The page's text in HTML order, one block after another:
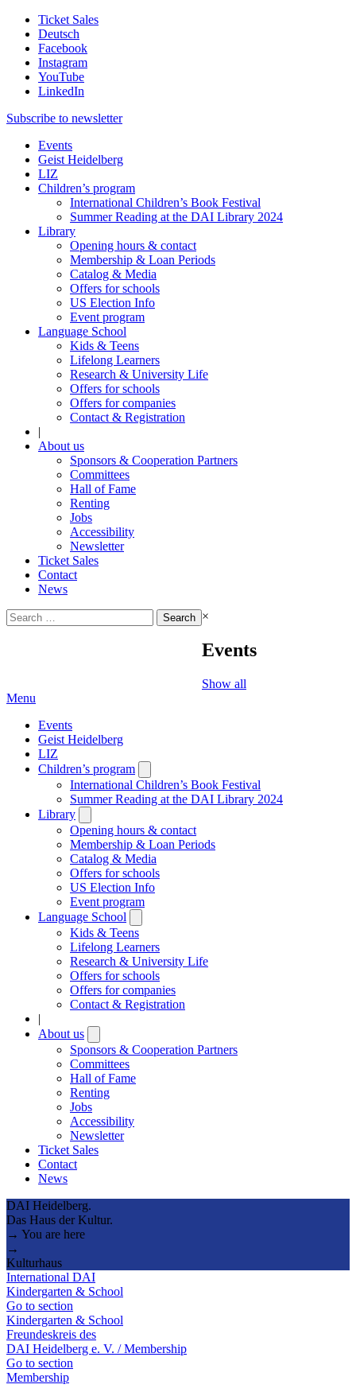
Ticket Sales
Deutsch
Facebook
Instagram
YouTube
LinkedIn
Subscribe to newsletter
Events
Geist Heidelberg
LIZ
Children’s program
International Children’s Book Festival
Summer Reading at the DAI Library 2024
Library
Opening hours & contact
Membership & Loan Periods
Catalog & Media
Offers for schools
US Election Info
Event program
Language School
Kids & Teens
Lifelong Learners
Research & University Life
Offers for schools
Offers for companies
Contact & Registration
|
About us
Sponsors & Cooperation Partners
Committees
Hall of Fame
Renting
Jobs
Accessibility
Newsletter
Ticket Sales
Contact
News
Search
for:
×
Events
Show all
Menu
Events
Geist Heidelberg
LIZ
Children’s program
submenu
International Children’s Book Festival
Summer Reading at the DAI Library 2024
Library
submenu
Opening hours & contact
Membership & Loan Periods
Catalog & Media
Offers for schools
US Election Info
Event program
Language School
submenu
Kids & Teens
Lifelong Learners
Research & University Life
Offers for schools
Offers for companies
Contact & Registration
|
About us
submenu
Sponsors & Cooperation Partners
Committees
Hall of Fame
Renting
Jobs
Accessibility
Newsletter
Ticket Sales
Contact
News
DAI Heidelberg.
Das Haus der Kultur.
→ You are here
→
Kulturhaus
International DAI
Kindergarten & School
Go to section
Kindergarten & School
Freundeskreis des
DAI Heidelberg e. V. / Membership
Go to section
Membership